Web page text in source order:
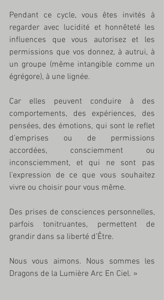
Pendant ce cycle, vous êtes invités à
regarder avec lucidité et honnêteté les
influences que vous autorisez et les
permissions que vos donnez, à autrui, à
un groupe (même intangible comme un
égrégore), à une lignée.
Car elles peuvent conduire à des
comportements, des expériences, des
pensées, des émotions, qui sont le reflet
d’emprises ou de permissions
accordées, consciemment ou
inconsciemment, et qui ne sont pas
l’expression de ce que vous souhaitez
vivre ou choisir pour vous même.
Des prises de consciences personnelles,
parfois tonitruantes, permettent de
grandir dans sa liberté d’Être.
Nous vous aimons. Nous sommes les
Dragons de la Lumière Arc En Ciel. »